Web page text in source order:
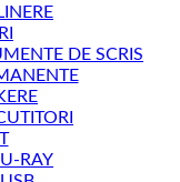
DE SCRIS
RAY